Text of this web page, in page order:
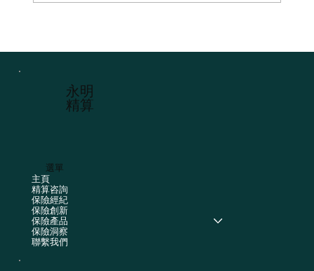
險）現況分析報告
​永明
精算
選單
主頁
精算咨詢
保險經紀
保險創新
保險產品
保險洞察
聯繫我們